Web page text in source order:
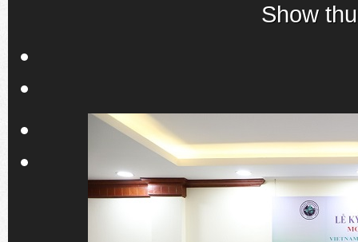
Show